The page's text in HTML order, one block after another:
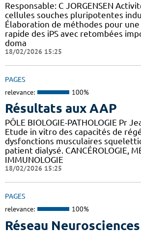
Responsable: C JORGENSEN
cellules souches pluripotentes
Élaboration de méthodes pour
rapide des iPS avec retombées
doma
18/02/2026 15:25
PAGES
relevance: 100%
Résultats aux AAP
PÔLE BIOLOGIE-PATHOLOGIE Pr
Etude in vitro des capacités de
dysfonctions musculaires
patient dialysé. CANCÉROLOGIE,
IMMUNOLOGIE
18/02/2026 15:25
PAGES
relevance: 100%
Réseau Neurosciences